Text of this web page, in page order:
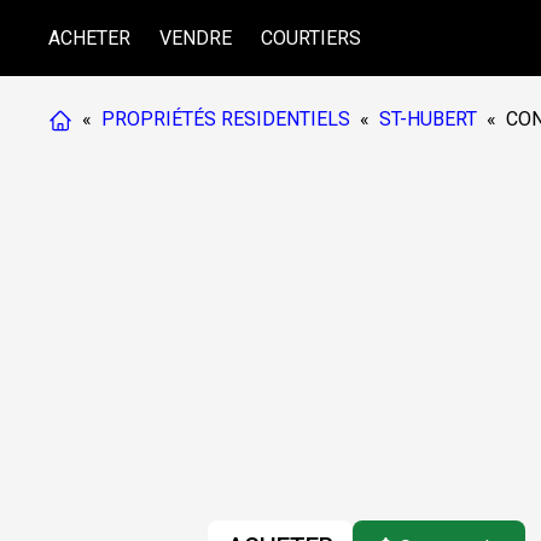
ACHETER VENDRE COURTIERS
« PROPRIÉTÉS RESIDENTIELS « ST-HUBERT «